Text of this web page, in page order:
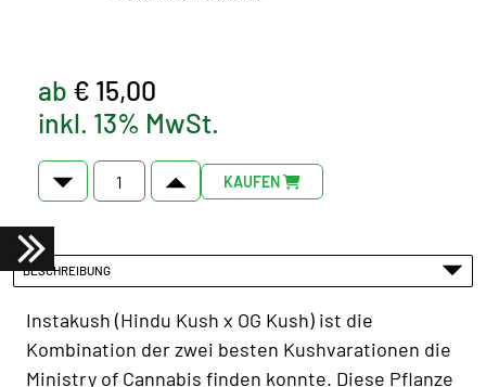
ab € 15,00
inkl. 13% MwSt.
KAUFEN
BESCHREIBUNG
Instakush (Hindu Kush x OG Kush) ist die
Kombination der zwei besten Kushvarationen die
Ministry of Cannabis finden konnte. Diese Pflanze